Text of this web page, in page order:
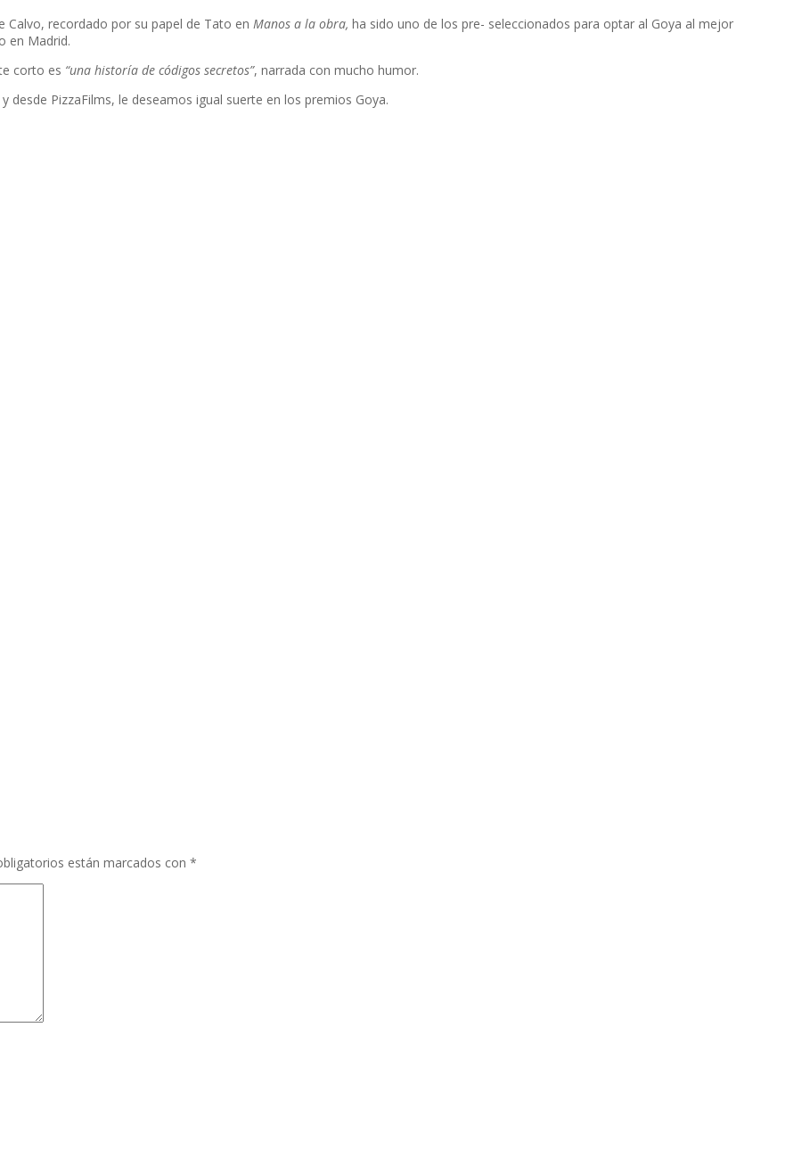
Calvo, recordado por su papel de Tato en Manos a la obra, ha sido uno de los pre- seleccionados para optar al Goya al mejor
en Madrid.
corto es “una historía de códigos secretos”, narrada con mucho humor.
y desde PizzaFilms, le deseamos igual suerte en los premios Goya.
están marcados con *